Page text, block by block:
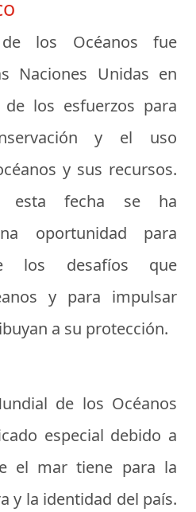
los Océanos fue
Naciones Unidas en
los esfuerzos para
y el uso
y sus recursos.
esta fecha se ha
oportunidad para
los desafíos que
y para impulsar
a su protección.
de los Océanos
especial debido a
el mar tiene para la
y la identidad del país.